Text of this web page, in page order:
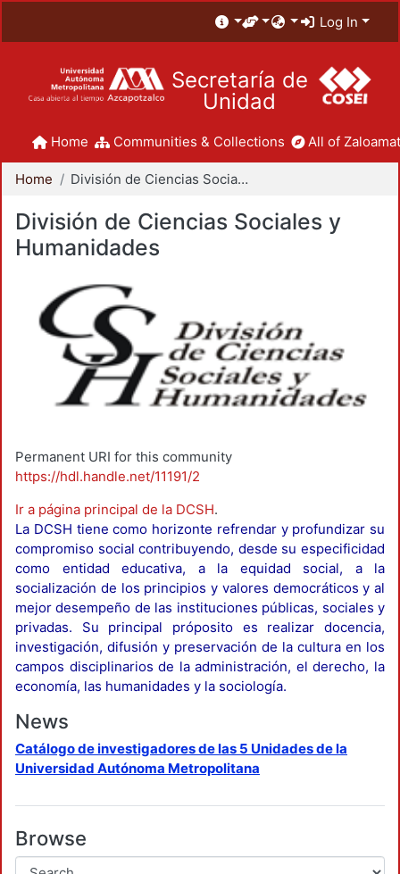
Log In
Secretaría de
Unidad
Home Communities & Collections All of
Home División de Ciencias Sociales y Humanidades
División de Ciencias Sociales y
Humanidades
Permanent URI for this community
https://hdl.handle.net/11191/2
Ir a página principal de la DCSH.
La DCSH tiene como horizonte refrendar y profundizar su
compromiso social contribuyendo, desde su especificidad
como entidad educativa, a la equidad social, a la
socialización de los principios y valores democráticos y al
mejor desempeño de las instituciones públicas, sociales y
privadas. Su principal próposito es realizar docencia,
investigación, difusión y preservación de la cultura en los
campos disciplinarios de la administración, el derecho, la
economía, las humanidades y la sociología.
News
Catálogo de investigadores de las 5 Unidades de la
Universidad Autónoma Metropolitana
Browse